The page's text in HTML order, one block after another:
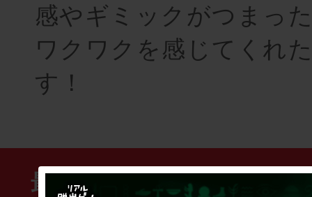
感やギミックがつまっ
ワクワクを感じてくれ
す！
最新のリアル脱出ゲーム